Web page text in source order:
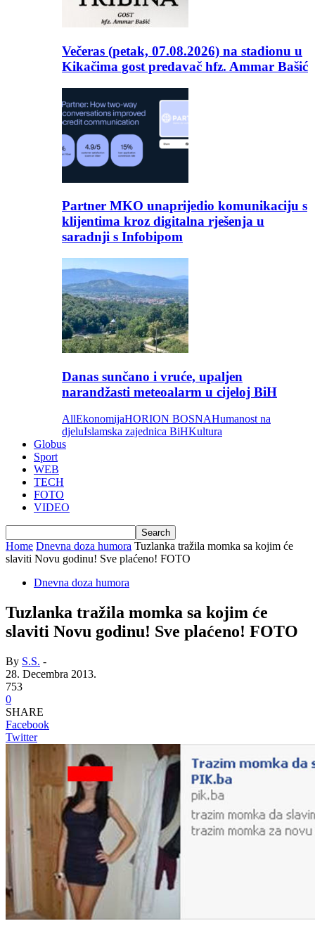
Večeras (petak, 07.08.2026) na stadionu u
Kikačima gost predavač hfz. Ammar Bašić
Partner MKO unaprijedio komunikaciju s
klijentima kroz digitalna rješenja u
saradnji s Infobipom
Danas sunčano i vruće, upaljen
narandžasti meteoalarm u cijeloj BiH
AllEkonomijaHORION BOSNAHumanost na
djeluIslamska zajednica BiHKultura
Globus
Sport
WEB
TECH
FOTO
VIDEO
Home Dnevna doza humora Tuzlanka tražila momka sa kojim će
slaviti Novu godinu! Sve plaćeno! FOTO
Dnevna doza humora
Tuzlanka tražila momka sa kojim će
slaviti Novu godinu! Sve plaćeno! FOTO
By S.S. -
28. Decembra 2013.
753
0
SHARE
Facebook
Twitter